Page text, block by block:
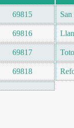
69815
69816
69817
69818